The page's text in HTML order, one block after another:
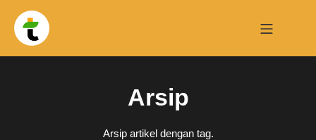
Arsip
Arsip artikel dengan tag.